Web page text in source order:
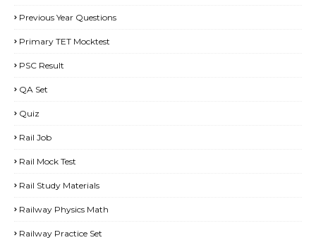
Previous Year Questions
Primary TET Mocktest
PSC Result
QA Set
Quiz
Rail Job
Rail Mock Test
Rail Study Materials
Railway Physics Math
Railway Practice Set